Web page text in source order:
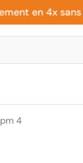
en 4x sans
4